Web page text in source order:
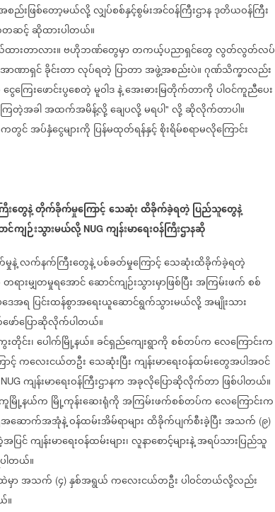
ည်းဖြစ်တော့မယ်လို့လျှပ်စစ်နှင့်စွမ်းအင်ဝန်ကြီးဌာနဒုတိယဝန်ကြီး
တဆင့်ဆိုထားပါတယ်။
းတာလား။ဗဟိုဘဏ်တွေမှာတကယ့်ပညာရှင်တွေလွတ်လွတ်လပ်
အာဏာရှင်ခိုင်းတာလုပ်ရတဲ့ ပြာတာအဖွဲ့အစည်းပဲ။ဂုဏ်သိက္ခာလည်း
ငွေကြေးဖောင်းပွစေတဲ့မူဝါဒနဲ့အေးဓားမြတိုက်တာကိုပါဝင်ကူညီပေး
ြတဲ့အခါအထက်အမိန့်လို့ချေပလို့မရပါ" လို့ဆိုလိုက်တာပါ။
ကတွင်အပ်နှံငွေများကို ပြန်မထုတ်ရန်နှင့်စိုးရိမ်စရာမလိုကြောင်း
တွေနဲ့တိုက်ခိုက်မှုကြောင့်သေဆုံးထိခိုက်ခဲ့ရတဲ့ပြည်သူတွေနဲ့
င်ကျဉ်းသွားမယ်လို့ NUG ကျန်းမာရေးဝန်ကြီးဌာနဆို
နဲ့လက်နက်ကြီးတွေနဲ့ပစ်ခတ်မှုကြောင့်သေဆုံးထိခိုက်ခဲ့ရတဲ့
တရားမျှတမှုရအောင်ဆောင်ကျဉ်းသွားမှာဖြစ်ပြီးအကြမ်းဖက်စစ်
ေအရ ပြင်းထန်စွာအရေးယူဆောင်ရွက်သွားမယ်လို့အမျိုးသား
ာ်ပြောဆိုလိုက်ပါတယ်။
တိုင်း၊ပေါက်မြို့နယ်။ခင်ရှည်ကျေးရွာကိုစစ်တပ်ကလေကြောင်းက
င့်ကလေးငယ်တဦးသေဆုံးပြီးကျန်းမာရေးဝန်ထမ်းတွေအပါအဝင်
NUG ကျန်းမာရေးဝန်ကြီးဌာနကအခုလိုပြောဆိုလိုက်တာဖြစ်ပါတယ်။
မြို့နယ်က မြို့ကုန်းဆေးရုံကိုအကြမ်းဖက်စစ်တပ်ကလေကြောင်းက
အဆောက်အအုံနဲ့ဝန်ထမ်းအိမ်ရာများထိခိုက်ပျက်စီးခဲ့ပြီးအသက် (၉)
ပြင်ကျန်းမာရေးဝန်ထမ်းများ၊လူနာစောင့်များနဲ့အရပ်သားပြည်သူ
ါတယ်။
မှာအသက် (၄) နှစ်အရွယ်ကလေးငယ်တဦးပါဝင်တယ်လို့လည်း
။